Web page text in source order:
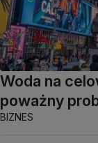
Woda na
poważny
BIZNES